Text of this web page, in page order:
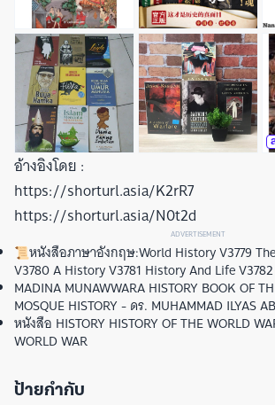
อ้างอิงโดย :
https://shorturl.asia/K2rR7
https://shorturl.asia/N0t2d
ADVERTISEMENT
📜หนังสือภาษาอังกฤษ:World History V3779
V3780 A History V3781 History And Life V3782
MADINA MUNAWWARA HISTORY BOOK OF
MOSQUE HISTORY - ดร. MUHAMMAD ILYAS
หนังสือ HISTORY HISTORY OF THE WORLD
WORLD WAR
ป้ายกำกับ